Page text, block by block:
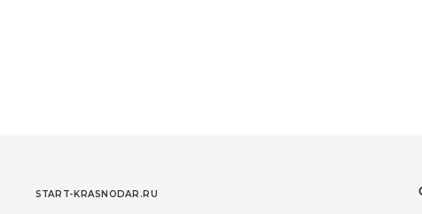
START-KRASNODAR.RU